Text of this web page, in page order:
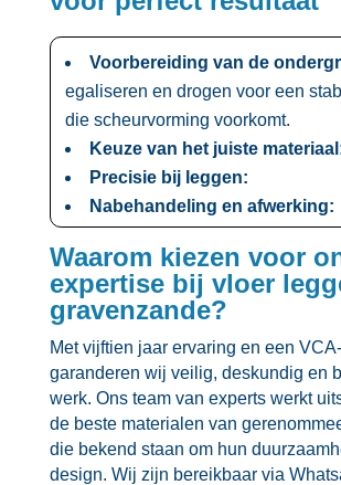
Voorbereiding van de
egaliseren en drogen voor een
die scheurvorming voorkomt.​
Keuze van het juiste
Precisie bij leggen:
Nabehandeling en afwerking:
Waarom kiezen voor
expertise bij vloer
gravenzande?
Met vijftien jaar ervaring en een
garanderen wij veilig, deskundig en
werk.​ Ons team van experts werkt
de beste materialen van
die bekend staan om hun
design.​ Wij zijn bereikbaar via